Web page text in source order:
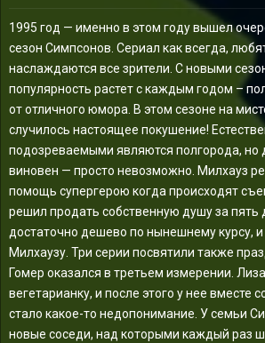
1995 год — именно в этом году вышел
сезон Симпсонов. Сериал как всегда,
наслаждаются все зрители. С новыми
популярность растет с каждым годом –
от отличного юмора. В этом сезоне на
случилось настоящее покушение!
подозреваемыми являются полгорода, но
виновен — просто невозможно. Милхауз
помощь супергерою когда происходят
решил продать собственную душу за пять
достаточно дешево по нынешнему курсу,
Милхаузу. Три серии посвятили также
Гомер оказался в третьем измерении.
вегетарианку, и после этого у нее вместе
стало какое-то недопонимание. У семьи
новые соседи, над которыми каждый раз